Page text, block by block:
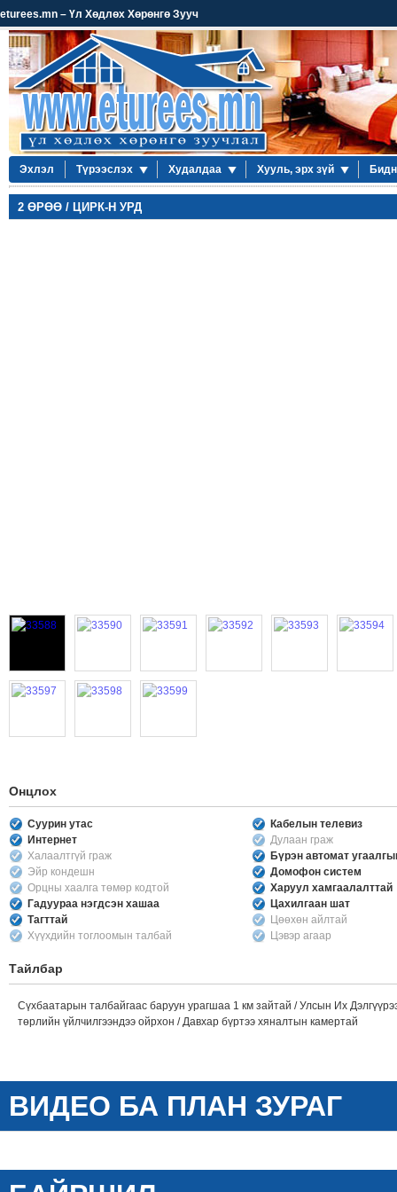
eturees.mn – Үл Хөдлөх Хөрөнгө Зууч
Эхлэл Түрээслэх Худалдаа Хууль, эрх зүй
2 ӨРӨӨ / ЦИРК-Н УРД
Онцлох
Суурин утас
Кабелын телевиз
Интернет
Дулаан граж
Халаалтгүй граж
Бүрэн автомат
Эйр кондешн
Домофон систем
Орцны хаалга төмөр кодтой
Харуул хамгаалалттай
Гадуураа нэгдсэн хашаа
Цахилгаан шат
Тагттай
Цөөхөн айлтай
Хүүхдийн тоглоомын талбай
Цэвэр агаар
Тайлбар
Сүхбаатарын талбайгаас баруун урагшаа 1 км зайтай / Улсын Их
төрлийн үйлчилгээндээ ойрхон / Давхар бүртээ хяналтын камертай
ВИДЕО БА ПЛАН ЗУРАГ